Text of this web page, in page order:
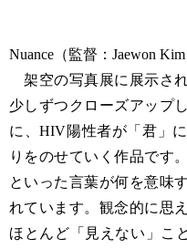
Nuance（監督：Jaewon Kim
架空の写真展に展示さ
少しずつクローズアップ
に、HIV陽性者が「君」
りをのせていく作品です
といった言葉が何を意味
れています。観念的に思
ほとんど「見えない」こ